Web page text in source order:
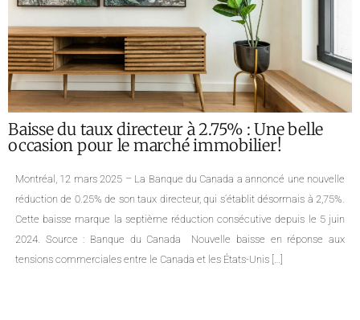
Analyse du marché immobilier montréalais
pour Janvier 2025 : Statistiques et Tendances
par Quartier
Notre équipe de courtiers immobiliers à Montréal vous présente les
dernières données statistiques de l’APCIQ et Centris pour l’Île de Montréal
ainsi que pour plusieurs de ses quartiers, couvrant le mois de janvier
2025. Portrait global de l’immobilier sur l’île de Montréal Le marché